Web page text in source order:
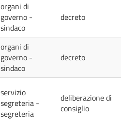
organi di
governo -
sindaco
decreto
organi di
governo -
sindaco
decreto
servizio
segreteria -
segreteria
deliberazione di
consiglio